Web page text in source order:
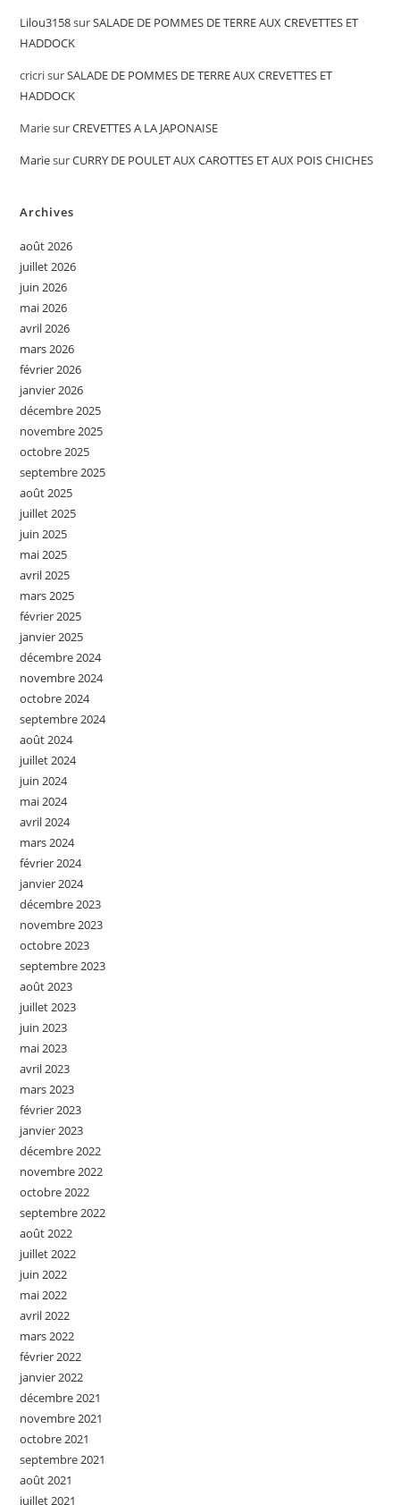
Lilou3158surSALADE DE POMMES DE TERRE AUX CREVETTES ET
HADDOCK
cricrisurSALADE DE POMMES DE TERRE AUX CREVETTES ET
HADDOCK
MariesurCREVETTES A LA JAPONAISE
MariesurCURRY DE POULET AUX CAROTTES ET AUX POIS CHICHES
Archives
août 2026
juillet 2026
juin 2026
mai 2026
avril 2026
mars 2026
février 2026
janvier 2026
décembre 2025
novembre 2025
octobre 2025
septembre 2025
août 2025
juillet 2025
juin 2025
mai 2025
avril 2025
mars 2025
février 2025
janvier 2025
décembre 2024
novembre 2024
octobre 2024
septembre 2024
août 2024
juillet 2024
juin 2024
mai 2024
avril 2024
mars 2024
février 2024
janvier 2024
décembre 2023
novembre 2023
octobre 2023
septembre 2023
août 2023
juillet 2023
juin 2023
mai 2023
avril 2023
mars 2023
février 2023
janvier 2023
décembre 2022
novembre 2022
octobre 2022
septembre 2022
août 2022
juillet 2022
juin 2022
mai 2022
avril 2022
mars 2022
février 2022
janvier 2022
décembre 2021
novembre 2021
octobre 2021
septembre 2021
août 2021
juillet 2021